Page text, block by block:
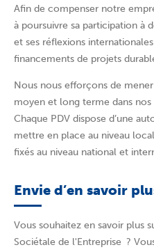
Afin de compenser notre
à poursuivre sa participation à
et ses réflexions
financements de projets
Nous nous efforçons de
moyen et long terme dans
Chaque PDV dispose d’une
mettre en place au niveau
fixés au niveau national et
Envie d’en savoir
Vous souhaitez en savoir plus
Sociétale de l'Entreprise ?